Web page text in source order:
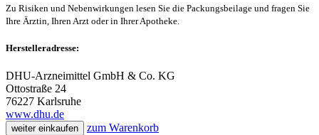
Zu Risiken und Nebenwirkungen lesen Sie die Packungsbeilage und fragen Sie
Ihre Ärztin, Ihren Arzt oder in Ihrer Apotheke.
Herstelleradresse:
DHU-Arzneimittel GmbH & Co. KG
Ottostraße 24
76227 Karlsruhe
www.dhu.de
weiter einkaufen zum Warenkorb